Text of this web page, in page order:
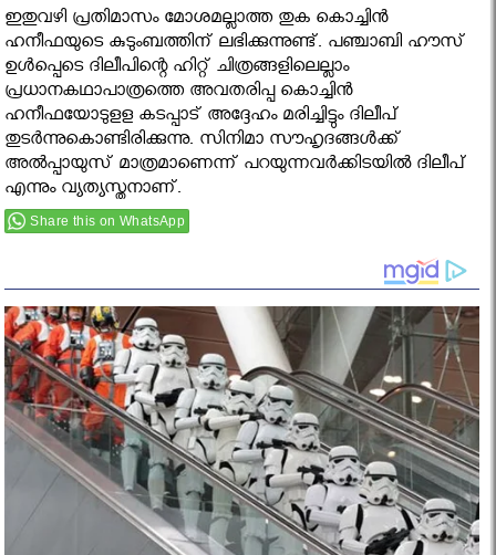
ഇതുവഴി പ്രതിമാസം മോശമല്ലാത്ത തുക കൊച്ചിന്‍
ഹനീഫയുടെ കുടുംബത്തിന് ലഭിക്കുന്നുണ്ട്. പഞ്ചാബി ഹൗസ്
ഉള്‍പ്പെടെ ദിലീപിന്റെ ഹിറ്റ് ചിത്രങ്ങളിലെല്ലാം
പ്രധാനകഥാപാത്രത്തെ അവതരിപ്പ കൊച്ചിന്‍
ഹനീഫയോടുളള കടപ്പാട് അദ്ദേഹം മരിച്ചിട്ടും ദിലീപ്
തുടര്‍ന്നുകൊണ്ടിരിക്കുന്നു. സിനിമാ സൗഹൃദങ്ങള്‍ക്ക്
അല്‍പ്പായുസ് മാത്രമാണെന്ന് പറയുന്നവര്‍ക്കിടയില്‍ ദിലീപ്
എന്നും വ്യത്യസ്തനാണ്.
Share this on WhatsApp